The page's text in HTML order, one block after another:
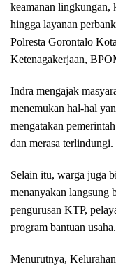
keamanan lingkungan,
hingga layanan
Polresta Gorontalo
Ketenagakerjaan,
Indra mengajak
menemukan hal-hal
mengatakan
dan merasa terlindungi.
Selain itu, warga juga
menanyakan langsung
pengurusan KTP,
program bantuan usaha.
Menurutnya,